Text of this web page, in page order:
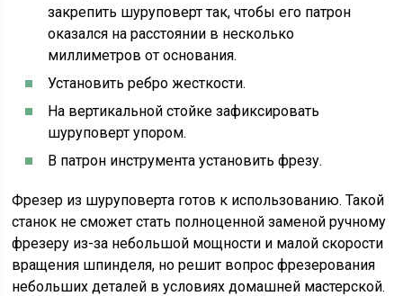
закрепить шуруповерт так, чтобы его патрон
оказался на расстоянии в несколько
миллиметров от основания.
Установить ребро жесткости.
На вертикальной стойке зафиксировать
шуруповерт упором.
В патрон инструмента установить фрезу.
Фрезер из шуруповерта готов к использованию. Такой
станок не сможет стать полноценной заменой ручному
фрезеру из-за небольшой мощности и малой скорости
вращения шпинделя, но решит вопрос фрезерования
небольших деталей в условиях домашней мастерской.